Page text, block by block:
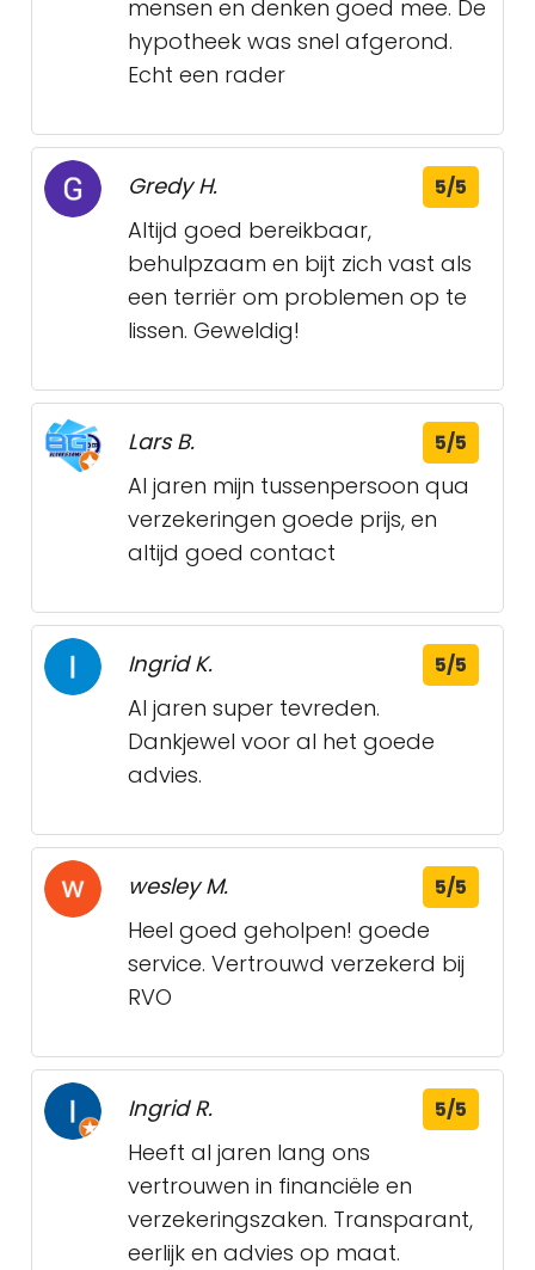
mensen en denken goed mee. De
hypotheek was snel afgerond.
Echt een rader
Gredy H. 5/5
Altijd goed bereikbaar,
behulpzaam en bijt zich vast als
een terriër om problemen op te
lissen. Geweldig!
Lars B. 5/5
Al jaren mijn tussenpersoon qua
verzekeringen goede prijs, en
altijd goed contact
Ingrid K. 5/5
Al jaren super tevreden.
Dankjewel voor al het goede
advies.
wesley M. 5/5
Heel goed geholpen! goede
service. Vertrouwd verzekerd bij
RVO
Ingrid R. 5/5
Heeft al jaren lang ons
vertrouwen in financiële en
verzekeringszaken. Transparant,
eerlijk en advies op maat.